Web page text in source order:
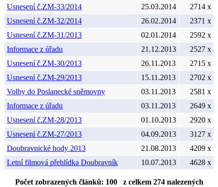
Usnesení č.ZM-33/2014
25.03.2014
2714 x
Usnesení č.ZM-32/2014
26.02.2014
2371 x
Usnesení č.ZM-31/2013
02.01.2014
2592 x
Informace z úřadu
21.12.2013
2527 x
Usnesení č.ZM-30/2013
26.11.2013
2715 x
Usnesení č.ZM-29/2013
15.11.2013
2702 x
Volby do Poslanecké sněmovny
03.11.2013
2581 x
Informace z úřadu
03.11.2013
2649 x
Usnesení č.ZM-28/2013
01.10.2013
2920 x
Usnesení č.ZM-27/2013
04.09.2013
3127 x
Doubravnické hody 2013
21.08.2013
4209 x
Letní filmová přehlídka Doubravník
10.07.2013 4628 x
Počet zobrazených článků: 100 z celkem 274 nalezených